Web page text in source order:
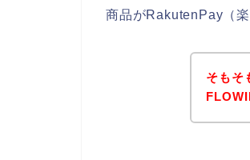
商品がRakutenPay（
そもそ